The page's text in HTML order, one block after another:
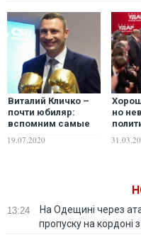
Виталий Кличко –
почти юбиляр:
вспомним cамые
легендарного
19.07.2020
но
13:24
На Одещині через
пропуску на кордоні